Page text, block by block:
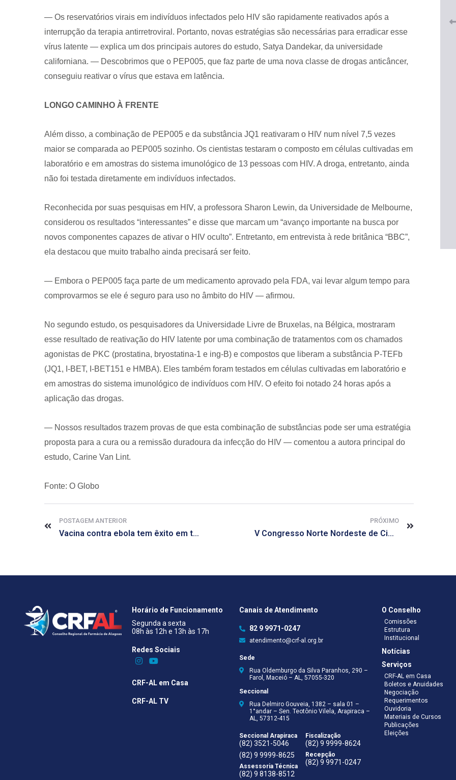
— Os reservatórios virais em indivíduos infectados pelo HIV são rapidamente reativados após a
interrupção da terapia antirretroviral. Portanto, novas estratégias são necessárias para erradicar esse
vírus latente — explica um dos principais autores do estudo, Satya Dandekar, da universidade
californiana. — Descobrimos que o PEP005, que faz parte de uma nova classe de drogas anticâncer,
conseguiu reativar o vírus que estava em latência.
LONGO CAMINHO À FRENTE
Além disso, a combinação de PEP005 e da substância JQ1 reativaram o HIV num nível 7,5 vezes
maior se comparada ao PEP005 sozinho. Os cientistas testaram o composto em células cultivadas em
laboratório e em amostras do sistema imunológico de 13 pessoas com HIV. A droga, entretanto, ainda
não foi testada diretamente em indivíduos infectados.
Reconhecida por suas pesquisas em HIV, a professora Sharon Lewin, da Universidade de Melbourne,
considerou os resultados “interessantes” e disse que marcam um “avanço importante na busca por
novos componentes capazes de ativar o HIV oculto”. Entretanto, em entrevista à rede britânica “BBC”,
ela destacou que muito trabalho ainda precisará ser feito.
— Embora o PEP005 faça parte de um medicamento aprovado pela FDA, vai levar algum tempo para
comprovarmos se ele é seguro para uso no âmbito do HIV — afirmou.
No segundo estudo, os pesquisadores da Universidade Livre de Bruxelas, na Bélgica, mostraram
esse resultado de reativação do HIV latente por uma combinação de tratamentos com os chamados
agonistas de PKC (prostatina, bryostatina-1 e ing-B) e compostos que liberam a substância P-TEFb
(JQ1, I-BET, I-BET151 e HMBA). Eles também foram testados em células cultivadas em laboratório e
em amostras do sistema imunológico de indivíduos com HIV. O efeito foi notado 24 horas após a
aplicação das drogas.
— Nossos resultados trazem provas de que esta combinação de substâncias pode ser uma estratégia
proposta para a cura ou a remissão duradoura da infecção do HIV — comentou a autora principal do
estudo, Carine Van Lint.
Fonte: O Globo
POSTAGEM ANTERIOR
Vacina contra ebola tem êxito em teste e pode acabar com surto, diz OMS
PRÓXIMO
V Congresso Norte Nordeste de Ciências Farmacêuticas
29 de janeiro de 2026
26 de maio de 2026
Horário de Funcionamento
Segunda a sexta
08h às 12h e 13h às 17h
Redes Sociais​
CRF-AL em Casa
CRF-AL TV
Canais de Atendimento
82 9 9971-0247
atendimento@crf-al.org.br
Sede
Rua Oldemburgo da Silva Paranhos, 290 –
Farol, Maceió – AL, 57055-320
Seccional
Rua Delmiro Gouveia, 1382 – sala 01 –
1°andar – Sen. Teotônio Vilela, Arapiraca –
AL, 57312-415
Seccional Arapiraca
(82) 3521-5046
(82) 9 9999-8625
Assessoria Técnica
(82) 9 8138-8512
Fiscalização
(82) 9 9999-8624
Recepção
(82) 9 9971-0247
O Conselho
Comissões
Estrutura
Institucional
Notícias
Serviços
CRF-AL em Casa
Boletos e Anuidades
Negociação
Requerimentos
Ouvidoria
Materiais de Cursos
Publicações
Eleições